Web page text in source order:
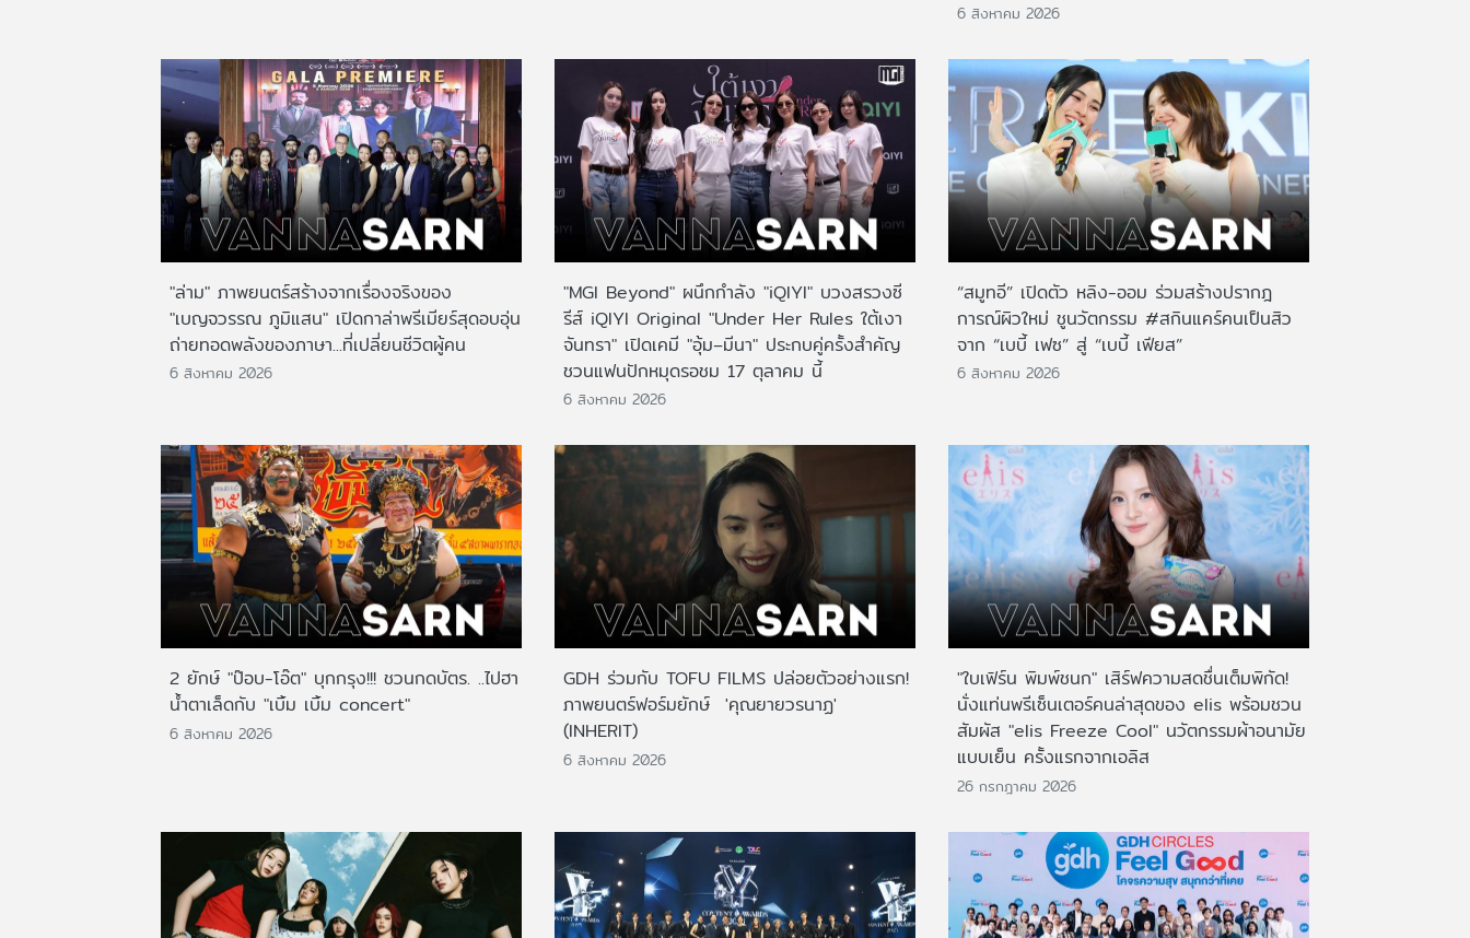
6 สิงหาคม 2026
"ล่าม" ภาพยนตร์สร้างจากเรื่องจริงของ
"เบญจวรรณ ภูมิแสน" เปิดกาล่าพรีเมียร์สุดอบอุ่น
ถ่ายทอดพลังของภาษา...ที่เปลี่ยนชีวิตผู้คน
6 สิงหาคม 2026
"MGI Beyond" ผนึกกำลัง "iQIYI" บวงสรวงซี
รีส์ iQIYI Original "Under Her Rules ใต้เงา
จันทรา" เปิดเคมี "อุ้ม–มีนา" ประกบคู่ครั้งสำคัญ
ชวนแฟนปักหมุดรอชม 17 ตุลาคม นี้
6 สิงหาคม 2026
“สมูทอี” เปิดตัว หลิง-ออม ร่วมสร้างปรากฎ
การณ์ผิวใหม่ ชูนวัตกรรม #สกินแคร์คนเป็นสิว
จาก “เบบี้ เฟซ” สู่ “เบบี้ เฟียส”
6 สิงหาคม 2026
2 ยักษ์ "ป๊อบ-โอ๊ต" บุกกรุง!!! ชวนกดบัตร. ..ไปฮา
น้ำตาเล็ดกับ "เบิ้ม เบิ้ม concert"
6 สิงหาคม 2026
GDH ร่วมกับ TOFU FILMS ปล่อยตัวอย่างแรก!
ภาพยนตร์ฟอร์มยักษ์ 'คุณยายวรนาฏ'
(INHERIT)
6 สิงหาคม 2026
"ใบเฟิร์น พิมพ์ชนก" เสิร์ฟความสดชื่นเต็มพิกัด!
นั่งแท่นพรีเซ็นเตอร์คนล่าสุดของ elis พร้อมชวน
สัมผัส "elis Freeze Cool" นวัตกรรมผ้าอนามัย
แบบเย็น ครั้งแรกจากเอลิส
26 กรกฎาคม 2026